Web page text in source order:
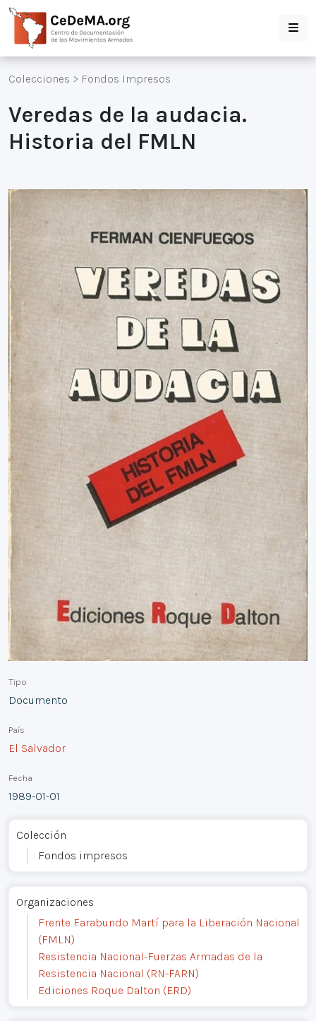
Colecciones > Fondos Impresos
Veredas de la audacia.
Historia del FMLN
Tipo
Documento
País
El Salvador
Fecha
1989-01-01
Colección
Fondos impresos
Organizaciones
Frente Farabundo Martí para la Liberación Nacional
(FMLN)
Resistencia Nacional-Fuerzas Armadas de la
Resistencia Nacional (RN-FARN)
Ediciones Roque Dalton (ERD)